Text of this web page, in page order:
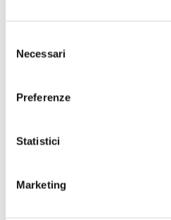
delNecessari
Preferenze
Statistici
Marketing